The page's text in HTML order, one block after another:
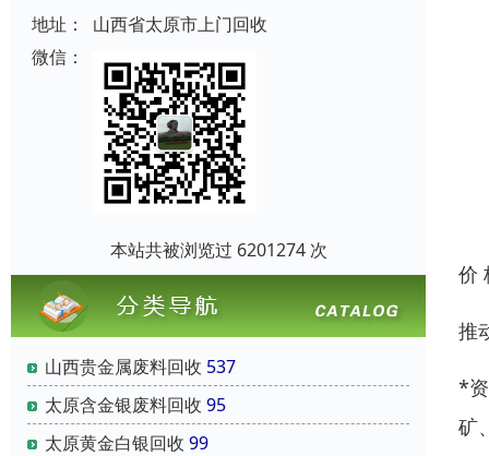
地址：
山西省太原市上门回收
微信：
本站共被浏览过 6201274 次
山西贵金属废料回收 537
太原含金银废料回收 95
太原黄金白银回收 99
价
推
*
矿